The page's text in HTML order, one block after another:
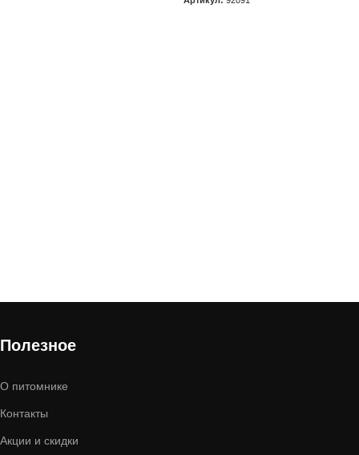
Полезное
О питомнике
Контакты
Акции и скидки